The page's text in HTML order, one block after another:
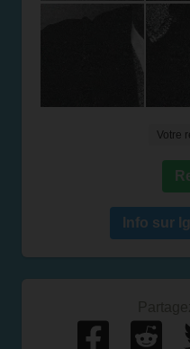
Votre
Info sur